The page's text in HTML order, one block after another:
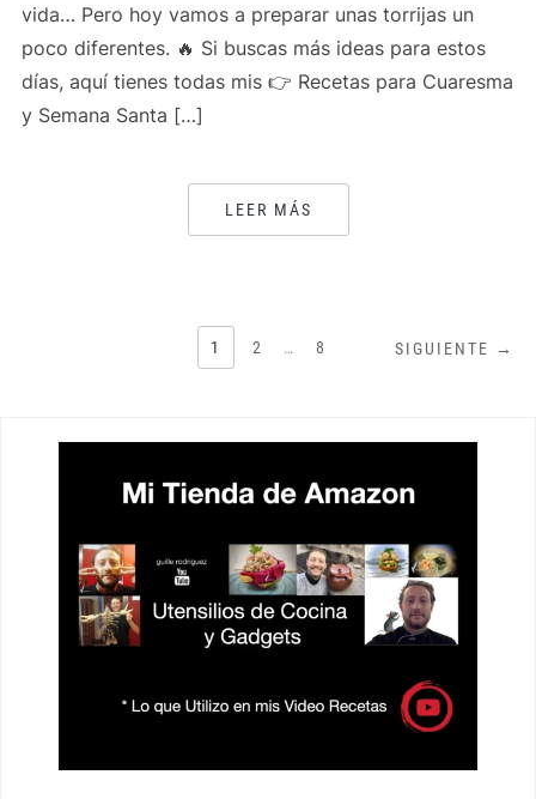
vida… Pero hoy vamos a preparar unas torrijas un
poco diferentes. 🔥 Si buscas más ideas para estos
días, aquí tienes todas mis 👉 Recetas para Cuaresma
y Semana Santa […]
LEER MÁS
1 2 … 8 SIGUIENTE →